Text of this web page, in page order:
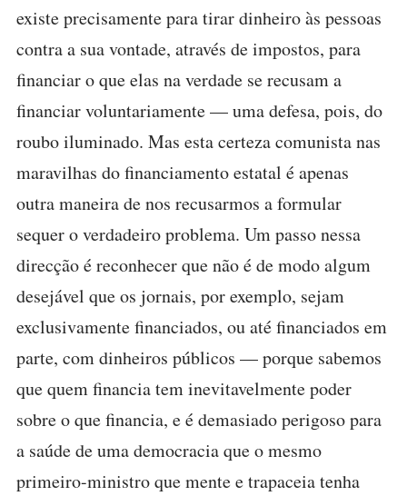
existe precisamente para tirar dinheiro às pessoas
contra a sua vontade, através de impostos, para
financiar o que elas na verdade se recusam a
financiar voluntariamente — uma defesa, pois, do
roubo iluminado. Mas esta certeza comunista nas
maravilhas do financiamento estatal é apenas
outra maneira de nos recusarmos a formular
sequer o verdadeiro problema. Um passo nessa
direcção é reconhecer que não é de modo algum
desejável que os jornais, por exemplo, sejam
exclusivamente financiados, ou até financiados em
parte, com dinheiros públicos — porque sabemos
que quem financia tem inevitavelmente poder
sobre o que financia, e é demasiado perigoso para
a saúde de uma democracia que o mesmo
primeiro-ministro que mente e trapaceia tenha